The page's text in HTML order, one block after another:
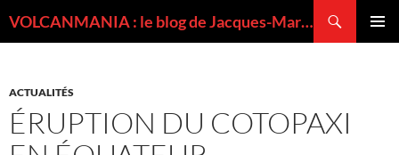
VOLCANMANIA : le blog de Jacques-Marie BARDINTZEFF, volcanologue
ACTUALITÉS
ÉRUPTION DU COTOPAXI